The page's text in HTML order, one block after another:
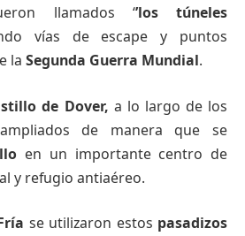
llamados ‘’los
túneles
vías de escape y puntos
la Segunda Guerra Mundial.
de Dover, a lo largo de los
de manera que se
en un importante centro de
y refugio antiaéreo.
se utilizaron estos pasadizos